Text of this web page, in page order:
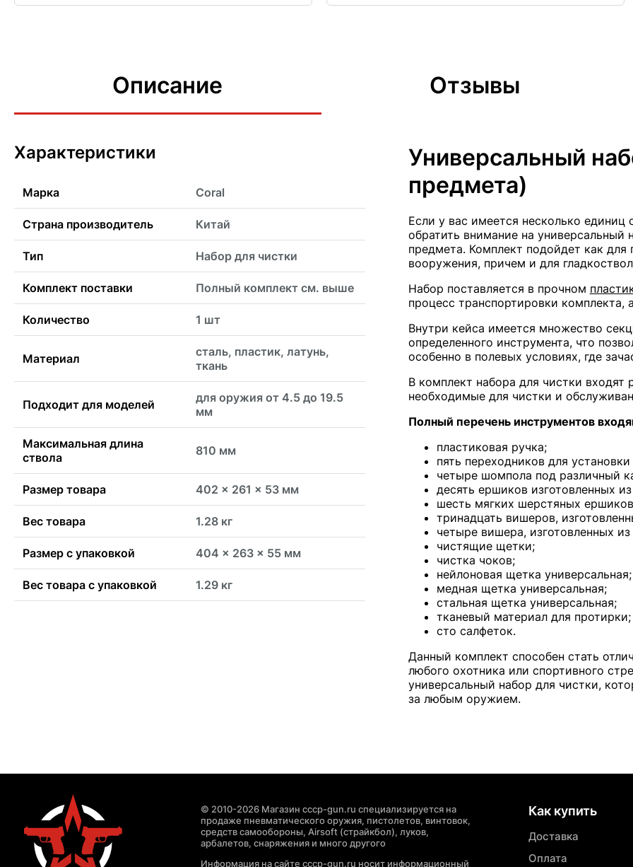
Описание Отзывы
Характеристики
Марка Coral
Страна производитель Китай
Тип Набор для чистки
Комплект поставки Полный комплект см. выше
Количество 1 шт
Материал
сталь, пластик, латунь,
ткань
Подходит для моделей
для оружия от 4.5 до 19.5
мм
Максимальная длина
ствола
810 мм
Размер товара 402 x 261 x 53 мм
Вес товара 1.28 кг
Размер с упаковкой 404 x 263 x 55 мм
Вес товара с упаковкой 1.29 кг
Универсальный
предмета)
Если у вас имеется несколько
обратить внимание на
предмета. Комплект подойдет как для
вооружения, причем и для
Набор поставляется в прочном
процесс транспортировки комплекта,
Внутри кейса имеется множество
определенного инструмента, что
особенно в полевых условиях, где
В комплект набора для чистки
необходимые для чистки и
Полный перечень инструментов
пластиковая ручка;
пять переходников для
четыре шомпола под различный
десять ершиков изготовленных
шесть мягких шерстяных
тринадцать вишеров,
четыре вишера, изготовленных из
чистящие щетки;
чистка чоков;
нейлоновая щетка универсальная;
медная щетка универсальная;
стальная щетка универсальная;
тканевый материал для протирки;
сто салфеток.
Данный комплект способен стать
любого охотника или спортивного
универсальный набор для чистки,
за любым оружием.
© 2010-2026 Магазин cccp-gun.ru специализируется на
продаже пневматического оружия, пистолетов, винтовок,
средств самообороны, Airsoft (страйкбол), луков,
арбалетов, снаряжения и много другого
Информация на сайте cccp-gun.ru носит информационный
Как купить
Доставка
Оплата